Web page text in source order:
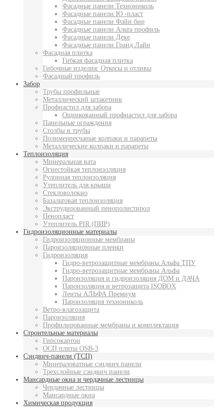
Фасадные панели Технониколь
Фасадные панели Ю -пласт
Фасадные панели Файн бир
Фасадные панели Альта профиль
Фасадные панели Деке
Фасадные панели Гранд Лайн
Фасадная плитка
Гибкая фасадная плитка
Гибочные изделия: Откосы и отливы
Фасадный профиль
Забор
Трубы профильные
Металлический штакетник
Профнастил для забора
Оцинкованный профнастил для забора
Панельные ограждения
Столбы и трубы
Полимерпесчаные колпаки и парапеты
Металлические колпаки и парапеты
Теплоизоляция
Минеральная вата
Огнестойкая теплоизоляция
Рулонная теплоизоляция
Утеплитель для крыши
Стекловолокно
Базальтовая теплоизоляция
Экструдированный пенополистирол
Пенопласт
Утеплитель PIR (ПИР)
Гидроизоляционные материалы
Гидроизоляционные мембраны
Пароизоляционные пленки
Гидроизоляция
Гидро-ветрозащитные мембраны Альфа ТПУ
Гидро-ветрозащитные мембраны Альфа
Пароизоляция и гидроизоляция ДОМ и ДАЧА
Пароизоляция и ветрозащита ISOBOX
Ленты АЛЬФА Премиум
Пароизоляция технониколь
Ветро-влагозащита
Пароизоляция
Профилированные мембраны и комплектация
Строительные материалы
Гипсокартон
ОСП плиты OSB-3
Сэндвич-панели (ТСП)
Минераловатные сэндвич панели
Трехслойные сэндвич панели
Мансардные окна и чердачные лестницы
Чердачные лестницы
Мансардные окна
Химическая продукция